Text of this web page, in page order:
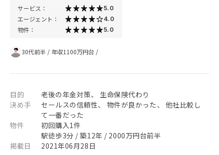
サービス： 5.0
エージェント： 4.0
物件： 5.0
30代前半 / 年収1100万円台 /
目的
老後の年金対策、 生命保険代わり
決め手
セールスの信頼性、 物件が良かった、 他社比較し
て一番だった
物件
初回購入1件
駅徒歩3分 / 築12年 / 2000万円台前半
掲載日
2021年06月28日